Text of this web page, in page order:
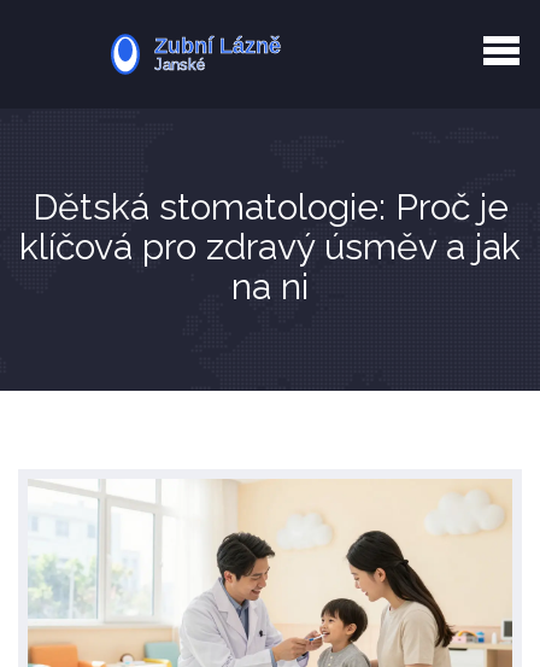
Zotavení po extrakci
Dětská stomatologie: Proč je
klíčová pro zdravý úsměv a jak
na ni